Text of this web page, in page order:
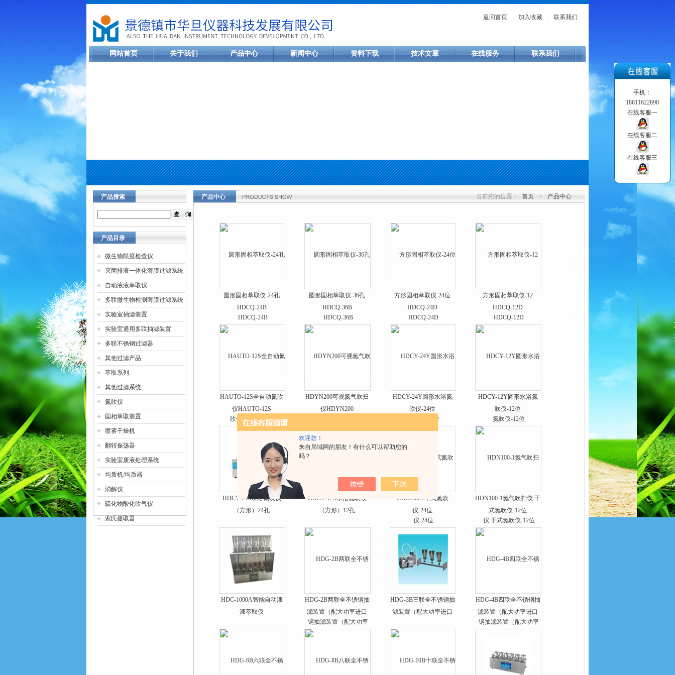
欢迎您！
来自局域网的朋友！有什么可以帮助您的
吗？
返回首页 加入收藏 联系我们
网站首页 关于我们 产品中心 新闻中心 资料下载 技术文章 在线服务 联系我们
产品搜索
产品目录
微生物限度检查仪
灭菌排液一体化薄膜过滤系统
自动液液萃取仪
多联微生物检测薄膜过滤系统
实验室抽滤装置
实验室通用多联抽滤装置
多联不锈钢过滤器
其他过滤产品
萃取系列
其他过滤系统
氮吹仪
固相萃取装置
喷雾干燥机
翻转振荡器
实验室废液处理系统
均质机/均质器
消解仪
硫化物酸化吹气仪
索氏提取器
产品中心 当前您的位置： 首页 > 产品中心
圆形固相萃取仪-24孔
HDCQ-24B
圆形固相萃取仪-36孔
HDCQ-36B
方形固相萃取仪-24位
HDCQ-24D
方形固相萃取仪-12
HDCQ-12D
HAUTO-12S全自动氮吹
仪HAUTO-12S
HDYN200可视氮气吹扫
仪HDYN200
HDCY-24Y圆形水浴氮
吹仪-24位
HDCY-12Y圆形水浴氮
吹仪-12位
HDCY-24S水浴氮吹仪
（方形）24孔
HDCY-12S水浴氮吹仪
（方形）12孔
HDN100-2干式氮吹
仪-24位
HDN100-1氮气吹扫仪 干
式氮吹仪-12位
HDC-1000A智能自动液
液萃取仪
HDG-2B两联全不锈钢抽
滤装置（配大功率进口
泵）
HDG-3B三联全不锈钢抽
滤装置（配大功率进口
HDG-4B四联全不锈钢抽
滤装置（配大功率进口
泵）
手机：
18611622890
在线客服一
在线客服二
在线客服三